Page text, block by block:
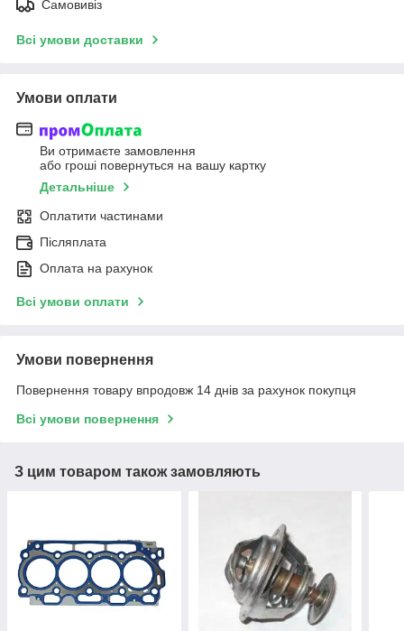
Самовивіз
Всі умови доставки
Умови оплати
Ви отримаєте замовлення
або гроші повернуться на вашу картку
Детальніше
Оплатити частинами
Післяплата
Оплата на рахунок
Всі умови оплати
Умови повернення
Повернення товару впродовж 14 днів за рахунок покупця
Всі умови повернення
З цим товаром також замовляють